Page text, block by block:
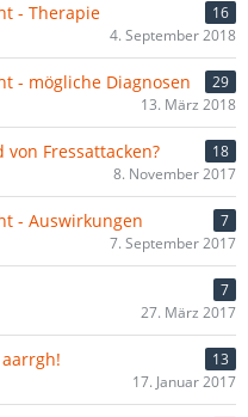
- Therapie
16
4. September 2018
- mögliche Diagnosen
29
13. März 2018
Fressattacken?
18
8. November 2017
- Auswirkungen
7
7. September 2017
7
27. März 2017
13
17. Januar 2017